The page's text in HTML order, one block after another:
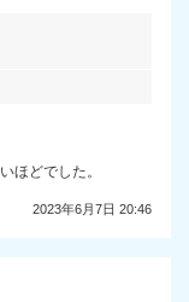
ほどでした。
2023年6月7日 20:46